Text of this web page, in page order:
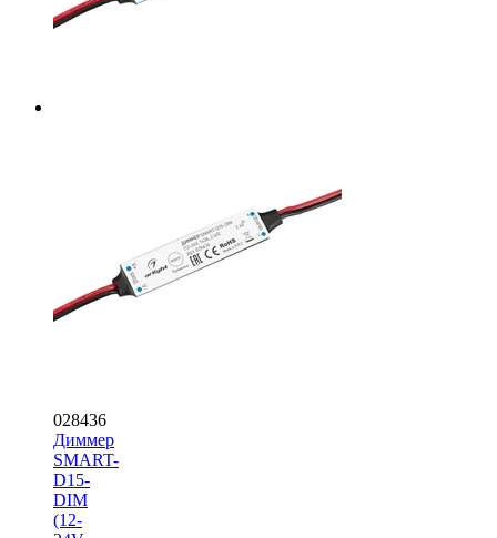
028436
Диммер
SMART-
D15-
DIM
(12-